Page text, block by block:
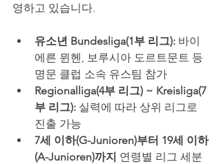
영하고 있습니다.
유소년 Bundesliga(1부 리그): 바이
에른 뮌헨, 보루시아 도르트문트 등
명문 클럽 소속 유스팀 참가
Regionalliga(4부 리그) ~ Kreisliga(7
부 리그): 실력에 따라 상위 리그로
진출 가능
7세 이하(G-Junioren)부터 19세 이하
(A-Junioren)까지 연령별 리그 세분